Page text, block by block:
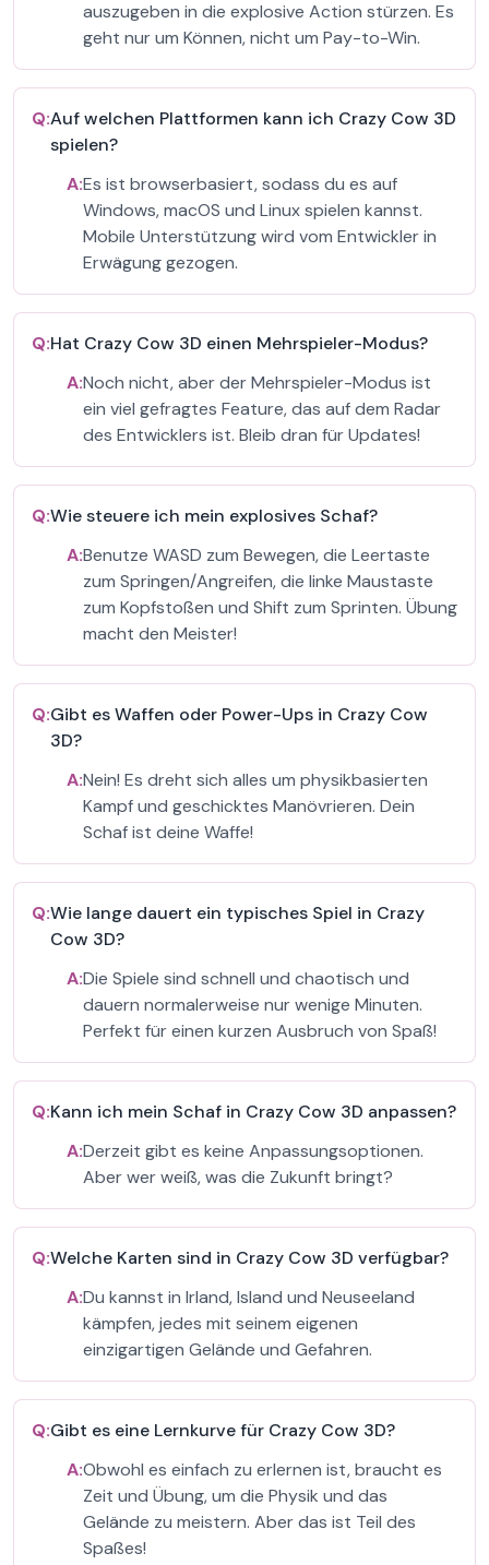
auszugeben in die explosive Action stürzen. Es
geht nur um Können, nicht um Pay-to-Win.
Q:Auf welchen Plattformen kann ich Crazy Cow 3D
spielen?
A:Es ist browserbasiert, sodass du es auf
Windows, macOS und Linux spielen kannst.
Mobile Unterstützung wird vom Entwickler in
Erwägung gezogen.
Q:Hat Crazy Cow 3D einen Mehrspieler-Modus?
A:Noch nicht, aber der Mehrspieler-Modus ist
ein viel gefragtes Feature, das auf dem Radar
des Entwicklers ist. Bleib dran für Updates!
Q:Wie steuere ich mein explosives Schaf?
A:Benutze WASD zum Bewegen, die Leertaste
zum Springen/Angreifen, die linke Maustaste
zum Kopfstoßen und Shift zum Sprinten. Übung
macht den Meister!
Q:Gibt es Waffen oder Power-Ups in Crazy Cow
3D?
A:Nein! Es dreht sich alles um physikbasierten
Kampf und geschicktes Manövrieren. Dein
Schaf ist deine Waffe!
Q:Wie lange dauert ein typisches Spiel in Crazy
Cow 3D?
A:Die Spiele sind schnell und chaotisch und
dauern normalerweise nur wenige Minuten.
Perfekt für einen kurzen Ausbruch von Spaß!
Q:Kann ich mein Schaf in Crazy Cow 3D anpassen?
A:Derzeit gibt es keine Anpassungsoptionen.
Aber wer weiß, was die Zukunft bringt?
Q:Welche Karten sind in Crazy Cow 3D verfügbar?
A:Du kannst in Irland, Island und Neuseeland
kämpfen, jedes mit seinem eigenen
einzigartigen Gelände und Gefahren.
Q:Gibt es eine Lernkurve für Crazy Cow 3D?
A:Obwohl es einfach zu erlernen ist, braucht es
Zeit und Übung, um die Physik und das
Gelände zu meistern. Aber das ist Teil des
Spaßes!